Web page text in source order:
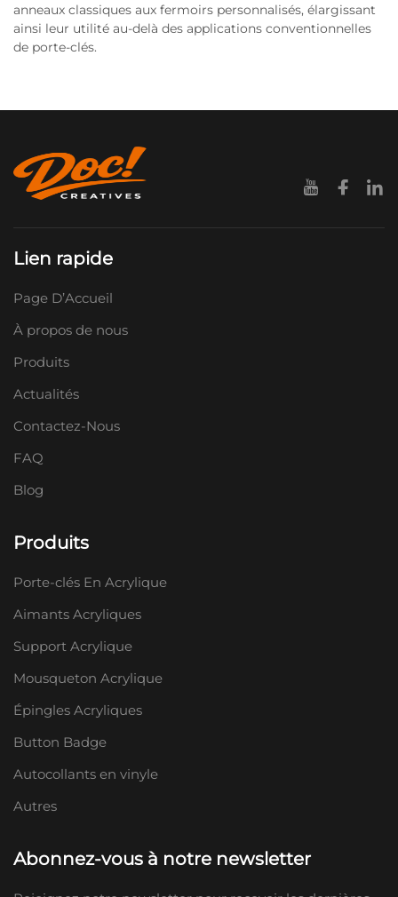
anneaux classiques aux fermoirs personnalisés, élargissant
ainsi leur utilité au-delà des applications conventionnelles
de porte-clés.
Lien rapide
Page D’Accueil
À propos de nous
Produits
Actualités
Contactez-Nous
FAQ
Blog
Produits
Porte-clés En Acrylique
Aimants Acryliques
Support Acrylique
Mousqueton Acrylique
Épingles Acryliques
Button Badge
Autocollants en vinyle
Autres
Abonnez-vous à notre newsletter